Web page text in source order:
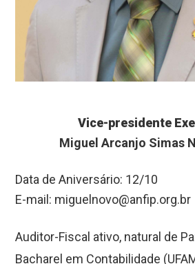
Vice-presidente
Miguel Arcanjo Simas
Data de Aniversário: 12/10
E-mail: miguelnovo@anfip.org.br
Auditor-Fiscal ativo, natural de
Bacharel em Contabilidade